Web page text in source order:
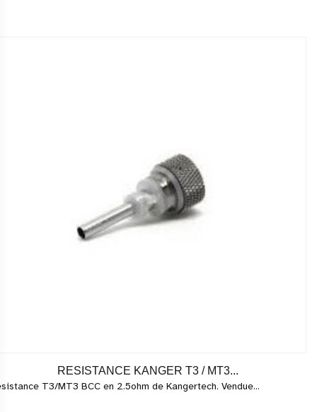
RESISTANCE KANGER T3 / MT3...
T3/MT3 BCC en 2.5ohm de Kangertech. Vendue...